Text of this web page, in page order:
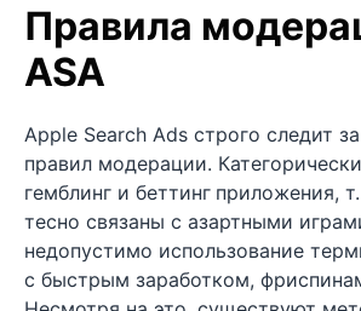
Правила
ASA
Apple Search Ads строго следит
правил модерации.
гемблинг и беттинг приложения,
тесно связаны с азартными
недопустимо использование
с быстрым заработком,